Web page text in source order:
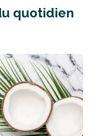
quotidien